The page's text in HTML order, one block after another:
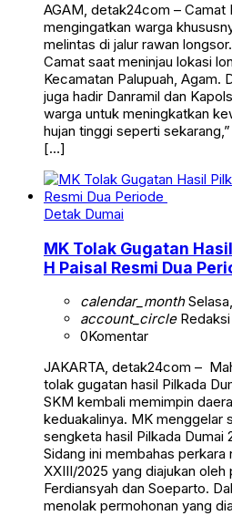
AGAM, detak24com – Camat
mengingatkan warga
melintas di jalur rawan
Camat saat meninjau lokasi
Kecamatan Palupuah, Agam.
juga hadir Danramil dan
warga untuk meningkatkan
hujan tinggi seperti
[…]
Detak Dumai
MK Tolak Gugatan
H Paisal Resmi Dua
calendar_month
account_circleRedaksi
0Komentar
JAKARTA, detak24com –
tolak gugatan hasil Pilkada
SKM kembali memimpin
keduakalinya. MK menggelar
sengketa hasil Pilkada Dumai
Sidang ini membahas
XXIII/2025 yang diajukan oleh
Ferdiansyah dan Soeparto.
menolak permohonan yang